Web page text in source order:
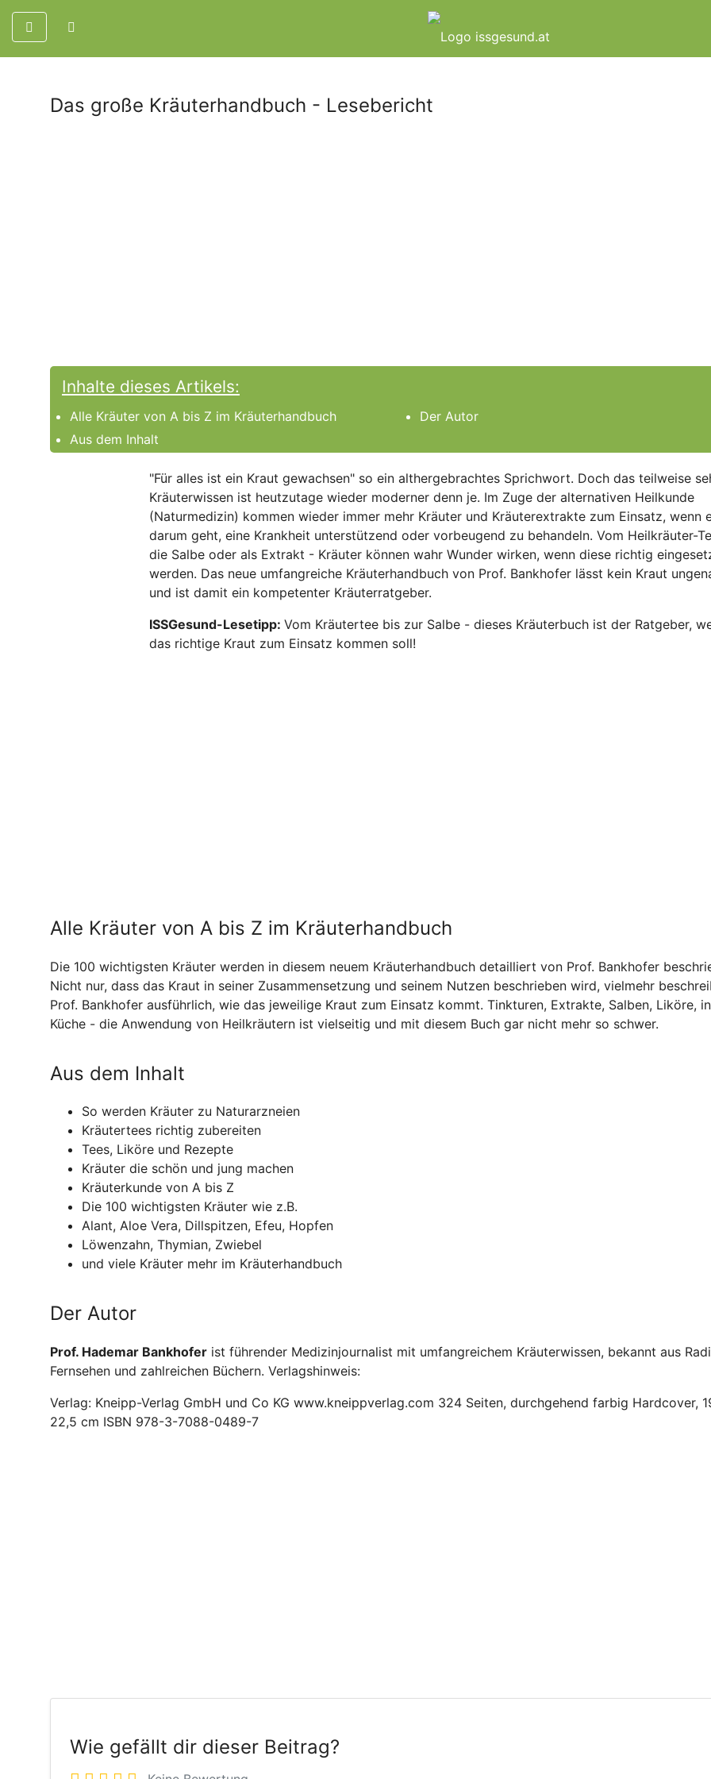
Das große Kräuterhandbuch - Lesebericht
Inhalte dieses Artikels:
Alle Kräuter von A bis Z im Kräuterhandbuch
Aus dem Inhalt
Der Autor
"Für alles ist ein Kraut gewachsen" so ein althergebrachtes Sprichwort. Doch das teilweise
Kräuterwissen ist heutzutage wieder moderner denn je. Im Zuge der alternativen Heilkunde
(Naturmedizin) kommen wieder immer mehr Kräuter und Kräuterextrakte zum Einsatz, wenn
darum geht, eine Krankheit unterstützend oder vorbeugend zu behandeln. Vom Heilkräuter-
die Salbe oder als Extrakt - Kräuter können wahr Wunder wirken, wenn diese richtig
werden. Das neue umfangreiche Kräuterhandbuch von Prof. Bankhofer lässt kein Kraut
und ist damit ein kompetenter Kräuterratgeber.
ISSGesund-Lesetipp: Vom Kräutertee bis zur Salbe - dieses Kräuterbuch ist der Ratgeber,
das richtige Kraut zum Einsatz kommen soll!
Alle Kräuter von A bis Z im Kräuterhandbuch
Die 100 wichtigsten Kräuter werden in diesem neuem Kräuterhandbuch detailliert von Prof. Bankhofer
Nicht nur, dass das Kraut in seiner Zusammensetzung und seinem Nutzen beschrieben wird, vielmehr
Prof. Bankhofer ausführlich, wie das jeweilige Kraut zum Einsatz kommt. Tinkturen, Extrakte, Salben, Liköre,
Küche - die Anwendung von Heilkräutern ist vielseitig und mit diesem Buch gar nicht mehr so schwer.
Aus dem Inhalt
So werden Kräuter zu Naturarzneien
Kräutertees richtig zubereiten
Tees, Liköre und Rezepte
Kräuter die schön und jung machen
Kräuterkunde von A bis Z
Die 100 wichtigsten Kräuter wie z.B.
Alant, Aloe Vera, Dillspitzen, Efeu, Hopfen
Löwenzahn, Thymian, Zwiebel
und viele Kräuter mehr im Kräuterhandbuch
Der Autor
Prof. Hademar Bankhofer ist führender Medizinjournalist mit umfangreichem Kräuterwissen, bekannt aus
Fernsehen und zahlreichen Büchern. Verlagshinweis:
Verlag: Kneipp-Verlag GmbH und Co KG www.kneippverlag.com 324 Seiten, durchgehend farbig Hardcover,
22,5 cm ISBN 978-3-7088-0489-7
Wie gefällt dir dieser Beitrag?